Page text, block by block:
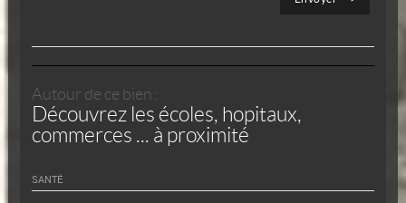
Autour de ce bien :
Découvrez les écoles, hopitaux,
commerces ... à proximité
SANTÉ